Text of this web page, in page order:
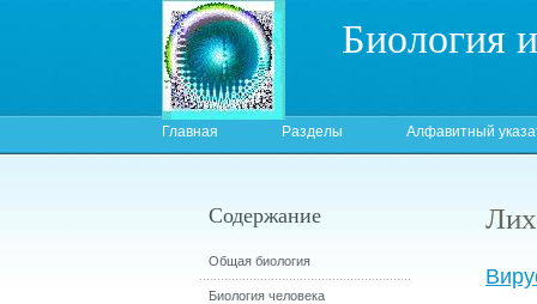
Биология
Главная Разделы Алфавитный
Содержание
Общая биология
Биология человека